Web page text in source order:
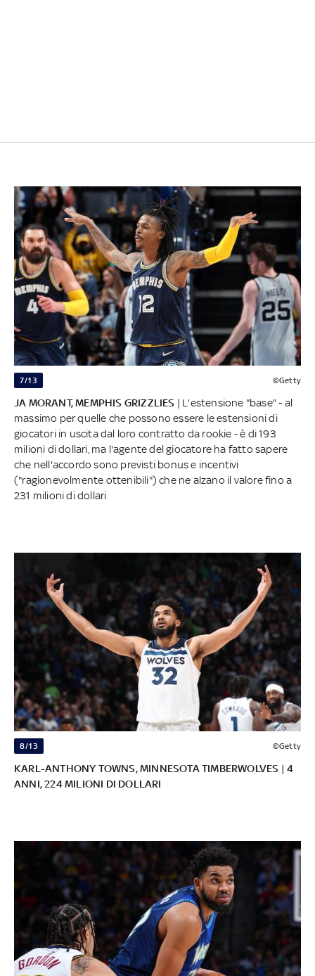
7/13 ©Getty
JA MORANT, MEMPHIS GRIZZLIES | L'estensione "base" - al
massimo per quelle che possono essere le estensioni di
giocatori in uscita dal loro contratto da rookie - è di 193
milioni di dollari, ma l'agente del giocatore ha fatto sapere
che nell'accordo sono previsti bonus e incentivi
("ragionevolmente ottenibili") che ne alzano il valore fino a
231 milioni di dollari
8/13 ©Getty
KARL-ANTHONY TOWNS, MINNESOTA TIMBERWOLVES | 4
ANNI, 224 MILIONI DI DOLLARI